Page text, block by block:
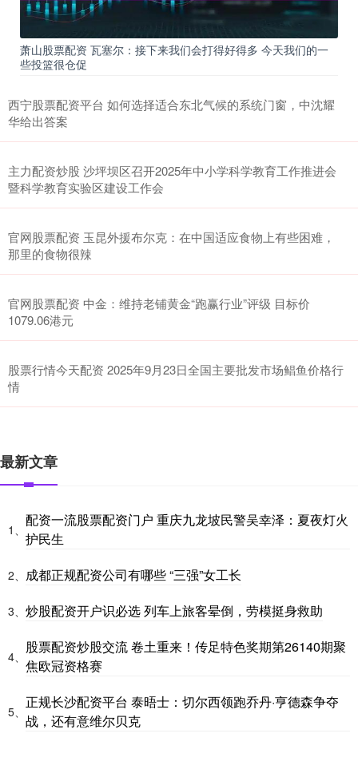
萧山股票配资 瓦塞尔：接下来我们会打得好得多 今天我们的一
些投篮很仓促
西宁股票配资平台 如何选择适合东北气候的系统门窗，中沈耀
华给出答案
主力配资炒股 沙坪坝区召开2025年中小学科学教育工作推进会
暨科学教育实验区建设工作会
官网股票配资 玉昆外援布尔克：在中国适应食物上有些困难，
那里的食物很辣
官网股票配资 中金：维持老铺黄金“跑赢行业”评级 目标价
1079.06港元
股票行情今天配资 2025年9月23日全国主要批发市场鲳鱼价格行
情
最新文章
1、
配资一流股票配资门户 重庆九龙坡民警吴幸泽：夏夜灯火
护民生
2、 成都正规配资公司有哪些 “三强”女工长
3、 炒股配资开户识必选 列车上旅客晕倒，劳模挺身救助
4、
股票配资炒股交流 卷土重来！传足特色奖期第26140期聚
焦欧冠资格赛
5、
正规长沙配资平台 泰晤士：切尔西领跑乔丹·亨德森争夺
战，还有意维尔贝克